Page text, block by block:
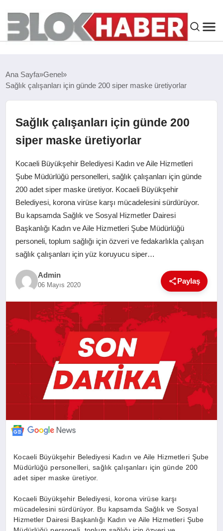
SIYASET
ÇEVRE
SPOR
EKONOMI
SAĞLIK
SANAT
Ana Sayfa Genel
Sağlık çalışanları için günde 200 siper maske üretiyorlar
Sağlık çalışanları için günde 200
siper maske üretiyorlar
Kocaeli Büyükşehir Belediyesi Kadın ve Aile Hizmetleri
Şube Müdürlüğü personelleri, sağlık çalışanları için günde
200 adet siper maske üretiyor. Kocaeli Büyükşehir
Belediyesi, korona virüse karşı mücadelesini sürdürüyor.
Bu kapsamda Sağlık ve Sosyal Hizmetler Dairesi
Başkanlığı Kadın ve Aile Hizmetleri Şube Müdürlüğü
personeli, toplum sağlığı için özveri ve fedakarlıkla çalışan
sağlık çalışanları için yüz koruyucu siper…
Admin
06 Mayıs 2020 Paylaş
Kocaeli Büyükşehir Belediyesi Kadın ve Aile Hizmetleri Şube
Müdürlüğü personelleri, sağlık çalışanları için günde 200
adet siper maske üretiyor.
Kocaeli Büyükşehir Belediyesi, korona virüse karşı
mücadelesini sürdürüyor. Bu kapsamda Sağlık ve Sosyal
Hizmetler Dairesi Başkanlığı Kadın ve Aile Hizmetleri Şube